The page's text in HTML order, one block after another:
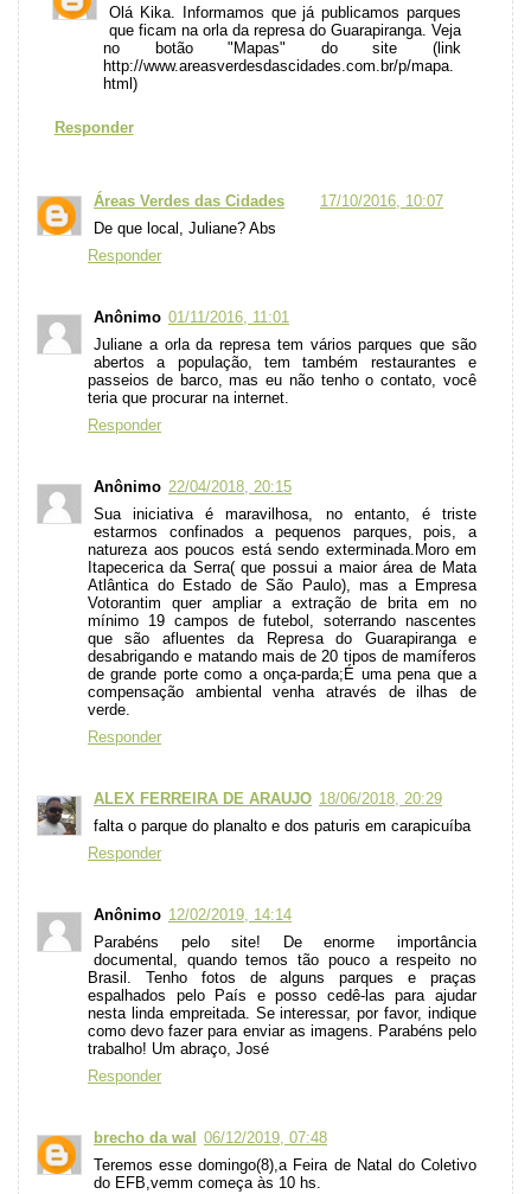
Olá Kika. Informamos que já publicamos parques
que ficam na orla da represa do Guarapiranga. Veja
no botão "Mapas" do site (link
http://www.areasverdesdascidades.com.br/p/mapa.
html)
Responder
Áreas Verdes das Cidades
17/10/2016, 10:07
De que local, Juliane? Abs
Responder
Anônimo 01/11/2016, 11:01
Juliane a orla da represa tem vários parques que são
abertos a população, tem também restaurantes e
passeios de barco, mas eu não tenho o contato, você
teria que procurar na internet.
Responder
Anônimo 22/04/2018, 20:15
Sua iniciativa é maravilhosa, no entanto, é triste
estarmos confinados a pequenos parques, pois, a
natureza aos poucos está sendo exterminada.Moro em
Itapecerica da Serra( que possui a maior área de Mata
Atlântica do Estado de São Paulo), mas a Empresa
Votorantim quer ampliar a extração de brita em no
mínimo 19 campos de futebol, soterrando nascentes
que são afluentes da Represa do Guarapiranga e
desabrigando e matando mais de 20 tipos de mamíferos
de grande porte como a onça-parda;É uma pena que a
compensação ambiental venha através de ilhas de
verde.
Responder
ALEX FERREIRA DE ARAUJO 18/06/2018, 20:29
falta o parque do planalto e dos paturis em carapicuíba
Responder
Anônimo 12/02/2019, 14:14
Parabéns pelo site! De enorme importância
documental, quando temos tão pouco a respeito no
Brasil. Tenho fotos de alguns parques e praças
espalhados pelo País e posso cedê-las para ajudar
nesta linda empreitada. Se interessar, por favor, indique
como devo fazer para enviar as imagens. Parabéns pelo
trabalho! Um abraço, José
Responder
brecho da wal 06/12/2019, 07:48
Teremos esse domingo(8),a Feira de Natal do Coletivo
do EFB,vemm começa às 10 hs.